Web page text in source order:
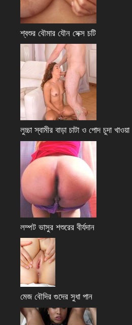
শ্বশুর বৌমার যৌন সেক্স চটি
লুচ্চা স্বামীর বাড়া চাটা ও পোদ চুদা খাওয়া
লম্পট ভাসুর শশুরের বীর্যদান
মেজ বৌদির গুদের সুধা পান